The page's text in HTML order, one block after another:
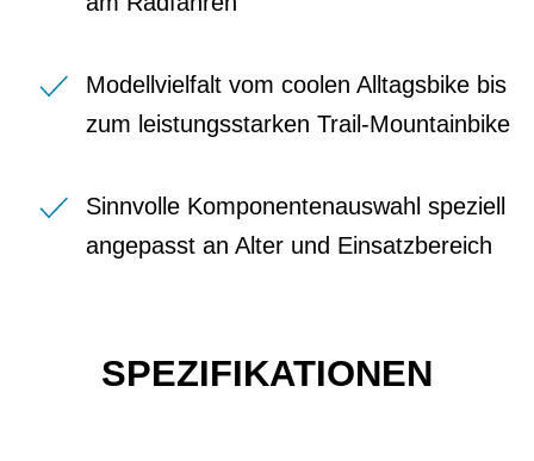
Modellvielfalt vom coolen Alltagsbike bis
zum leistungsstarken Trail-Mountainbike
Sinnvolle Komponentenauswahl speziell
angepasst an Alter und Einsatzbereich
SPEZIFIKATIONEN